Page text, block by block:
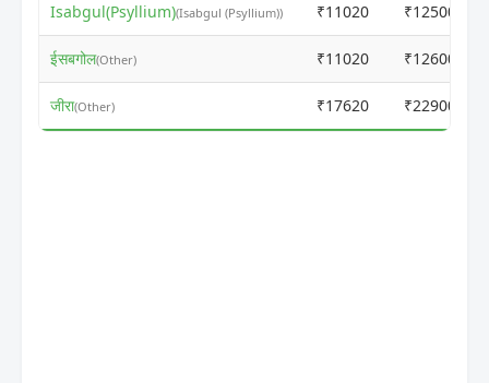
Isabgul(Psyllium)(Isabgul (Psyllium)) ₹11020 ₹12500
ईसबगोल(Other) ₹11020 ₹12600
जीरा(Other) ₹17620 ₹22900